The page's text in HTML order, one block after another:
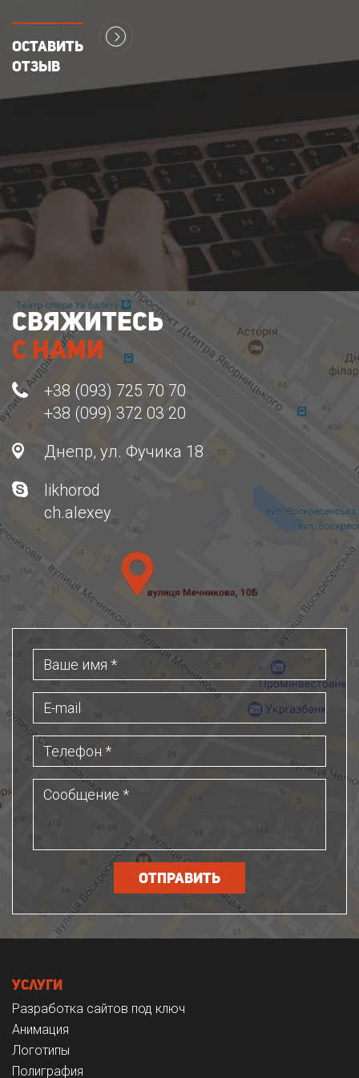
Оставить
отзыв
Свяжитесь
с нами
+38 (093) 725 70 70
+38 (099) 372 03 20
Днепр, ул. Фучика 18
likhorod
ch.alexey
Услуги
Разработка сайтов под ключ
Анимация
Логотипы
Полиграфия